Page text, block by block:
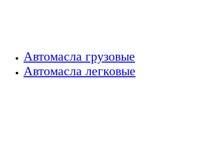
Автомасла грузовые
Автомасла легковые